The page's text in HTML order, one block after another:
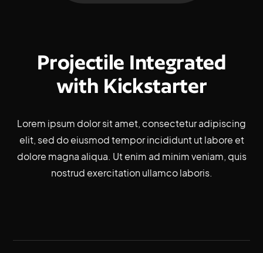
Projectile Integrated
with Kickstarter
Lorem ipsum dolor sit amet, consectetur adipiscing
elit, sed do eiusmod tempor incididunt ut labore et
dolore magna aliqua. Ut enim ad minim veniam, quis
nostrud exercitation ullamco laboris.